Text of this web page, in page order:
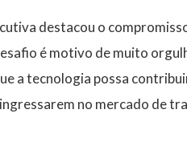
destacou o
é motivo de muito
a tecnologia possa
no mercado de